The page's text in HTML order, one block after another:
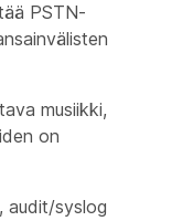
PSTN-
musiikki,
on
audit/syslog